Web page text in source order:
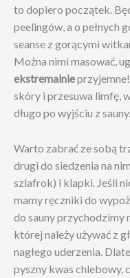
to dopiero początek.
peelingów, a o pełnych
seanse z gorącymi
Można nimi masować,
ekstremalnie
skóry i przesuwa limfę,
długo po wyjściu z sauny.
Warto zabrać ze sobą
drugi do siedzenia na
szlafrok) i klapki. Jeśli
mamy ręczniki do
do sauny przychodzimy
której należy używać z
nagłego uderzenia.
pyszny kwas chlebowy,